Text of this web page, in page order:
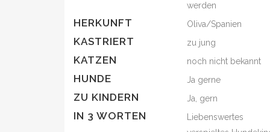
werden
HERKUNFT Oliva/Spanien
KASTRIERT zu jung
KATZEN noch nicht bekannt
HUNDE Ja gerne
ZU KINDERN Ja, gern
IN 3 WORTEN
Liebenswertes